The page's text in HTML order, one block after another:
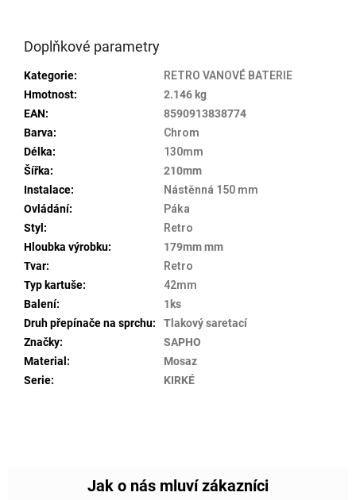
Doplňkové parametry
Kategorie:
RETRO VANOVÉ BATERIE
Hmotnost:
2.146 kg
EAN:
8590913838774
Barva:
Chrom
Délka:
130mm
Šířka:
210mm
Instalace:
Nástěnná 150 mm
Ovládání:
Páka
Styl :
Retro
Hloubka výrobku:
179mm mm
Tvar:
Retro
Typ kartuše:
42mm
Balení:
1ks
Druh přepínače na sprchu:
Tlakový saretací
Značky:
SAPHO
Material :
Mosaz
Serie: KIRKÉ